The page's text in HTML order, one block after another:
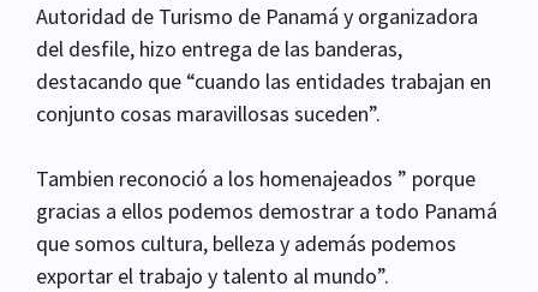
Autoridad de Turismo de Panamá y organizadora
del desfile, hizo entrega de las banderas,
destacando que “cuando las entidades trabajan en
conjunto cosas maravillosas suceden”.
Tambien reconoció a los homenajeados ” porque
gracias a ellos podemos demostrar a todo Panamá
que somos cultura, belleza y además podemos
exportar el trabajo y talento al mundo”.